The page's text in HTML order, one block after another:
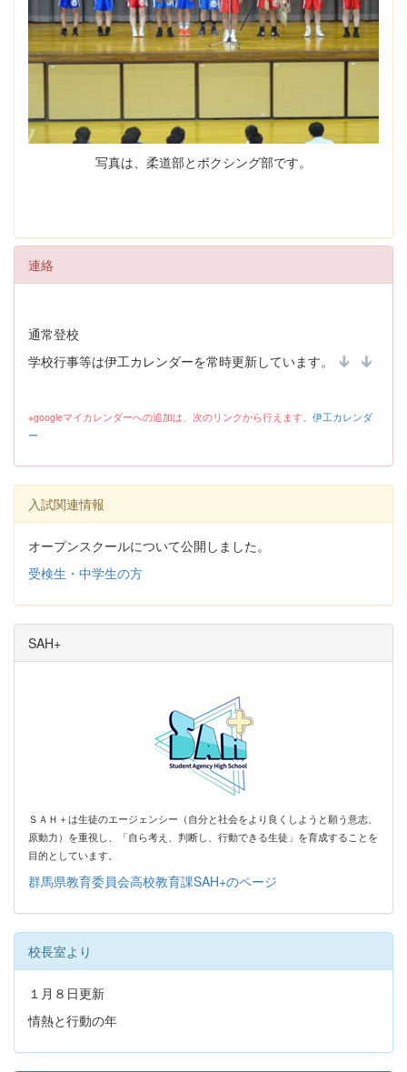
写真は、柔道部とボクシング部です。
連絡
通常登校
学校行事等は伊工カレンダーを常時更新しています。
※googleマイカレンダーへの追加は、次のリンクから行えます。 伊工カレンダ
ー
入試関連情報
オープンスクールについて公開しました。
受検生・中学生の方
SAH+
ＳＡＨ＋は生徒のエージェンシー（自分と社会をより良くしようと願う意志、
原動力）を重視し、「自ら考え、判断し、行動できる生徒」を育成することを
目的としています。
群馬県教育委員会高校教育課SAH+のページ
校長室より
１月８日更新
情熱と行動の年